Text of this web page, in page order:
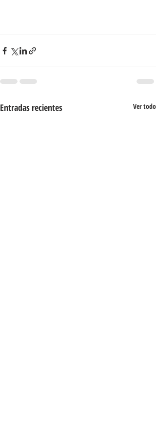
Entradas recientes Ver todo